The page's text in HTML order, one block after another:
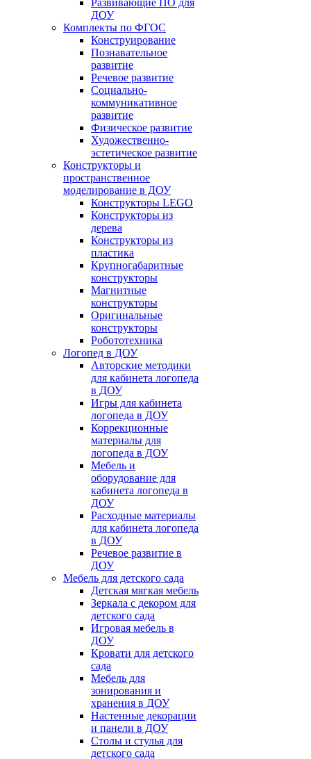
Развивающие ПО для
ДОУ
Комплекты по ФГОС
Конструирование
Познавательное
развитие
Речевое развитие
Социально-
коммуникативное
развитие
Физическое развитие
Художественно-
эстетическое развитие
Конструкторы и
пространственное
моделирование в ДОУ
Конструкторы LEGO
Конструкторы из
дерева
Конструкторы из
пластика
Крупногабаритные
конструкторы
Магнитные
конструкторы
Оригинальные
конструкторы
Робототехника
Логопед в ДОУ
Авторские методики
для кабинета логопеда
в ДОУ
Игры для кабинета
логопеда в ДОУ
Коррекционные
материалы для
логопеда в ДОУ
Мебель и
оборудование для
кабинета логопеда в
ДОУ
Расходные материалы
для кабинета логопеда
в ДОУ
Речевое развитие в
ДОУ
Мебель для детского сада
Детская мягкая мебель
Зеркала с декором для
детского сада
Игровая мебель в
ДОУ
Кровати для детского
сада
Мебель для
зонирования и
хранения в ДОУ
Настенные декорации
и панели в ДОУ
Столы и стулья для
детского сада